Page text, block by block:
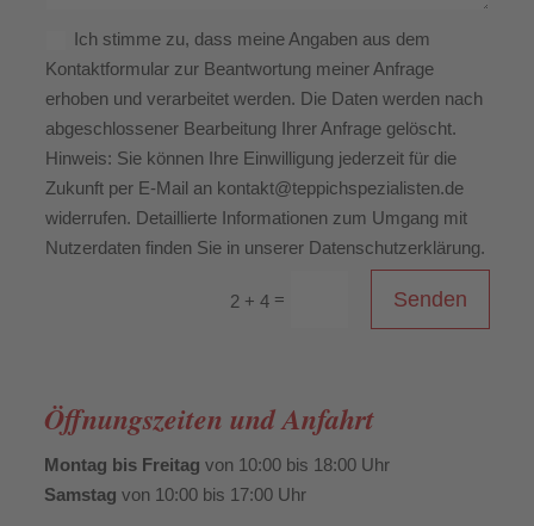
Ich stimme zu, dass meine Angaben aus dem
Kontaktformular zur Beantwortung meiner Anfrage
erhoben und verarbeitet werden. Die Daten werden nach
abgeschlossener Bearbeitung Ihrer Anfrage gelöscht.
Hinweis: Sie können Ihre Einwilligung jederzeit für die
Zukunft per E-Mail an kontakt@teppichspezialisten.de
widerrufen. Detaillierte Informationen zum Umgang mit
Nutzerdaten finden Sie in unserer Datenschutzerklärung.
2 + 4= Senden
Öffnungszeiten und Anfahrt
Montag bis Freitag von 10:00 bis 18:00 Uhr
Samstag von 10:00 bis 17:00 Uhr